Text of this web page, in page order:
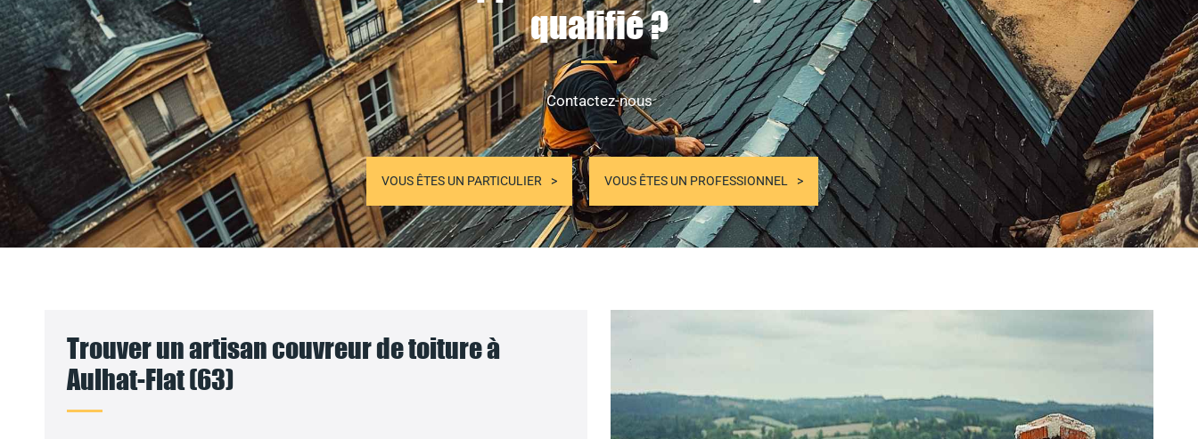
qualifié ?
Contactez-nous
VOUS ÊTES UN PARTICULIER VOUS ÊTES UN PROFESSIONNEL
Trouver un artisan couvreur de toiture à
Aulhat-Flat (63)